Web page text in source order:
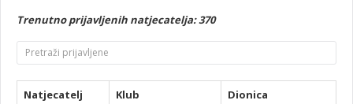
Trenutno prijavljenih natjecatelja: 370
Natjecatelj Klub
Dionica